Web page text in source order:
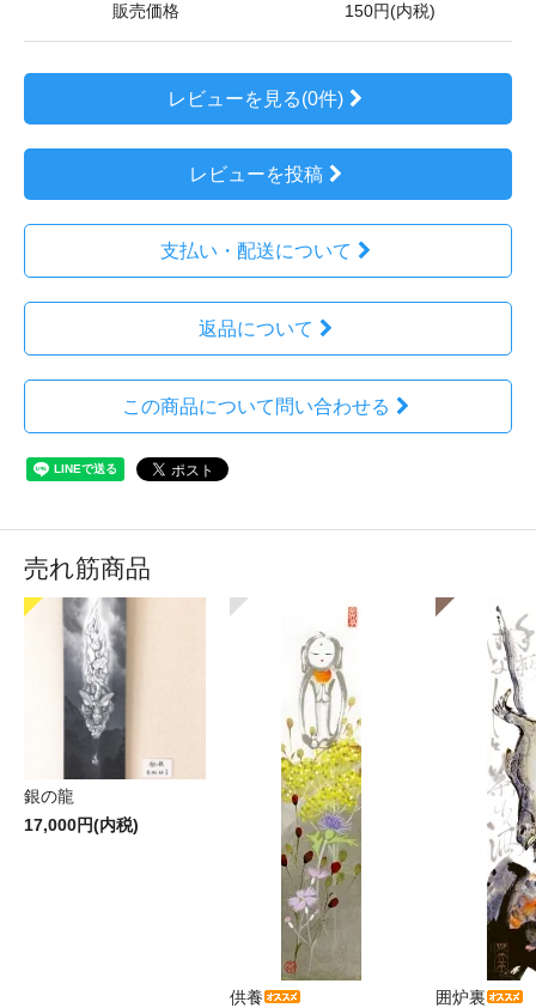
販売価格 150円(内税)
レビューを見る(0件)
レビューを投稿
支払い・配送について
返品について
この商品について問い合わせる
売れ筋商品
銀の龍
17,000円(内税)
供養
囲炉裏